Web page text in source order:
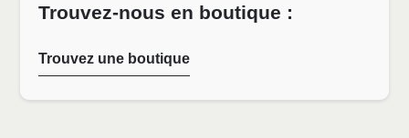
Trouvez-nous en boutique :
Trouvez une boutique